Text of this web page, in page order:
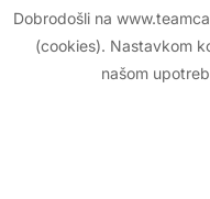
Dobrodošli na
(cookies). Nastavkom
našom